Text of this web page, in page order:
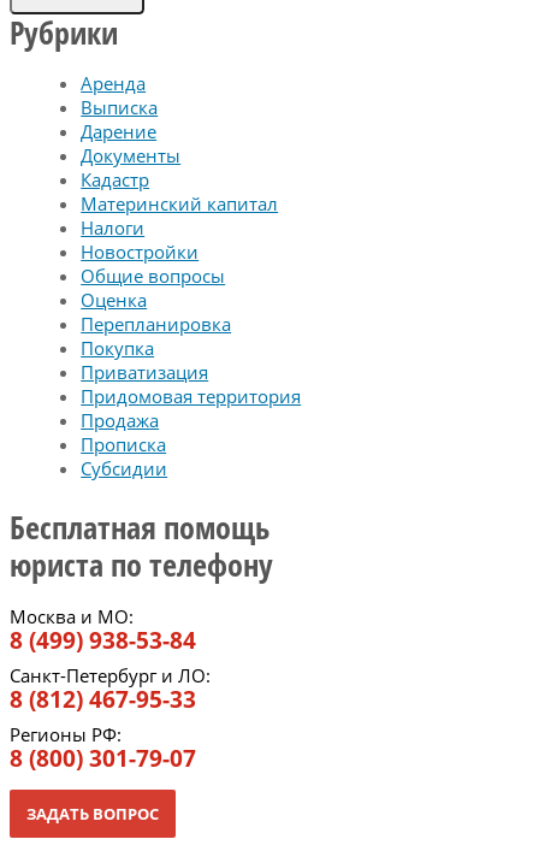
Рубрики
Аренда
Выписка
Дарение
Документы
Кадастр
Материнский капитал
Налоги
Новостройки
Общие вопросы
Оценка
Перепланировка
Покупка
Приватизация
Придомовая территория
Продажа
Прописка
Субсидии
Бесплатная помощь
юриста по телефону
Москва и МО:
8 (499) 938-53-84
Санкт-Петербург и ЛО:
8 (812) 467-95-33
Регионы РФ:
8 (800) 301-79-07
ЗАДАТЬ ВОПРОС